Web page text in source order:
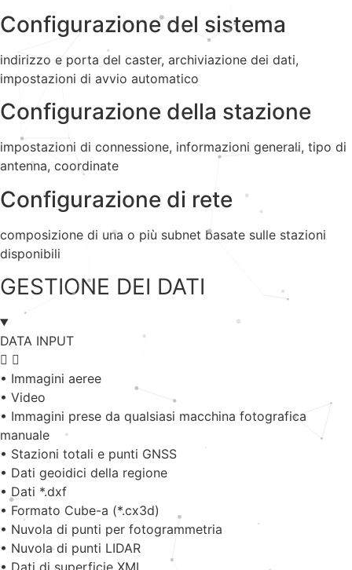
Configurazione del sistema
indirizzo e porta del caster, archiviazione dei dati,
impostazioni di avvio automatico
Configurazione della stazione
impostazioni di connessione, informazioni generali, tipo di
antenna, coordinate
Configurazione di rete
composizione di una o più subnet basate sulle stazioni
disponibili
GESTIONE DEI DATI
DATA INPUT
• Immagini aeree
• Video
• Immagini prese da qualsiasi macchina fotografica
manuale
• Stazioni totali e punti GNSS
• Dati geoidici della regione
• Dati *.dxf
• Formato Cube-a (*.cx3d)
• Nuvola di punti per fotogrammetria
• Nuvola di punti LIDAR